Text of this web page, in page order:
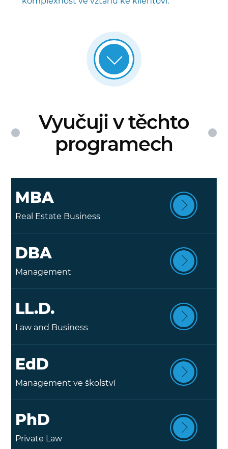
Vyučuji v těchto
programech
MBA
Real Estate Business
DBA
Management
LL.D.
Law and Business
EdD
Management ve školství
PhD
Private Law